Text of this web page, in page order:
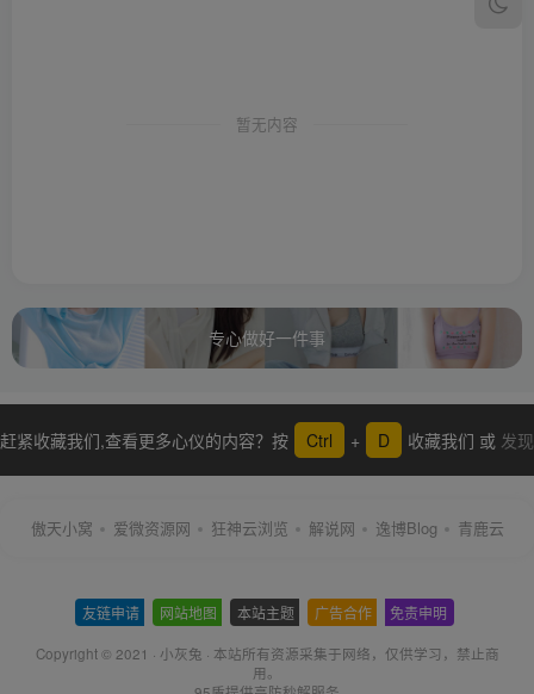
暂无内容
专心做好一件事
赶紧收藏我们,查看更多心仪的内容？按 Ctrl + D 收藏我们 或 发现
傲天小窝 爱微资源网 狂神云浏览 解说网 逸博Blog 青鹿云
友链申请 网站地图 本站主题 广告合作 免责申明
Copyright © 2021 · 小灰兔 · 本站所有资源采集于网络，仅供学习，禁止商
用。